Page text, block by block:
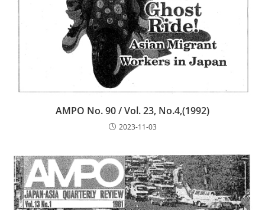
AMPO No. 90 / Vol. 23, No.4,(1992)
2023-11-03